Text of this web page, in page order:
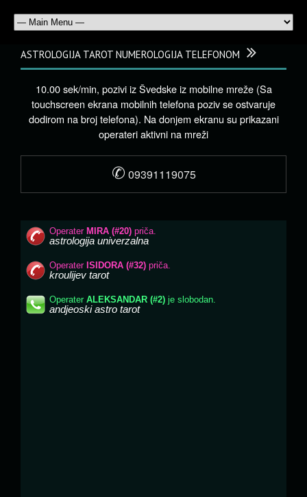
ASTROLOGIJA TAROT NUMEROLOGIJA TELEFONOM
10.00 sek/min, pozivi iz Švedske iz mobilne mreže (Sa
touchscreen ekrana mobilnih telefona poziv se ostvaruje
dodirom na broj telefona). Na donjem ekranu su prikazani
operateri aktivni na mreži
✆ 09391119075